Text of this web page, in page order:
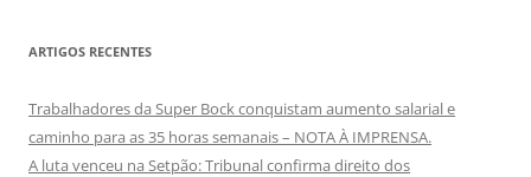
ARTIGOS RECENTES
Trabalhadores da Super Bock conquistam aumento salarial e
caminho para as 35 horas semanais – NOTA À IMPRENSA.
A luta venceu na Setpão: Tribunal confirma direito dos